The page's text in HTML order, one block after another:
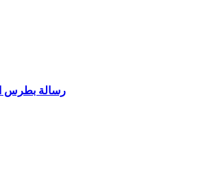
رسالة بطرس الثانية(2)-مواعيد عظمى وفضائل للحياة العملية-الاصحاح